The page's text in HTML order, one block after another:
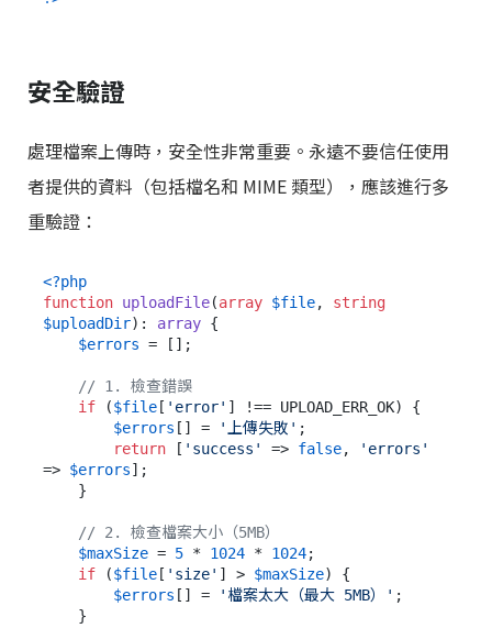
安全驗證
處理檔案上傳時，安全性非常重要。永遠不要信任使用
者提供的資料（包括檔名和 MIME 類型），應該進行多
重驗證：
<?php
function uploadFile(array $file, string
$uploadDir): array {
$errors = [];
// 1. 檢查錯誤
if ($file [ 'error' ] !== UPLOAD_ERR_OK) {
$errors [] = '上傳失敗' ;
return [ 'success' => false,
'errors'
=> $errors];
// 2. 檢查檔案大小（5MB）
$maxSize = 5 * 1024 * 1024;
if ($file [ 'size' ] > $maxSize) {
$errors [] = '檔案太大（最大 5MB）' ;